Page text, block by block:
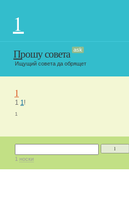
1
Прошу совета ask
Ищущий совета да обрящет
1
1 1!
1
1
1 носки